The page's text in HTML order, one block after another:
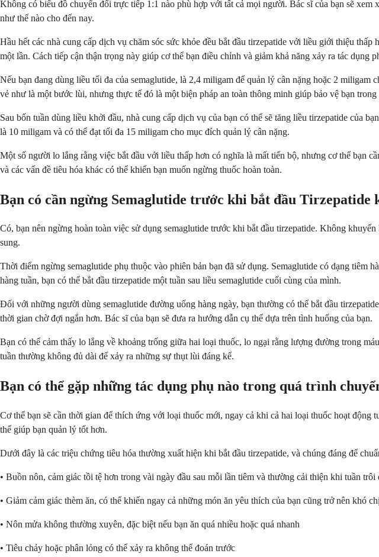
Không có biểu đồ chuyển đổi trực tiếp 1:1 nào phù hợp với tất cả mọi người. Bác sĩ của bạn sẽ
như thế nào cho đến nay.
Hầu hết các nhà cung cấp dịch vụ chăm sóc sức khỏe đều bắt đầu tirzepatide với liều giới thiệu
một lần. Cách tiếp cận thận trọng này giúp cơ thể bạn điều chỉnh và giảm khả năng xảy ra tác dụng
Nếu bạn đang dùng liều tối đa của semaglutide, là 2,4 miligam để quản lý cân nặng hoặc 2
vẻ như là một bước lùi, nhưng thực tế đó là một biện pháp an toàn thông minh giúp bảo vệ bạn
Sau bốn tuần dùng liều khởi đầu, nhà cung cấp dịch vụ của bạn có thể sẽ tăng liều tirzepatide của
là 10 miligam và có thể đạt tối đa 15 miligam cho mục đích quản lý cân nặng.
Một số người lo lắng rằng việc bắt đầu với liều thấp hơn có nghĩa là mất tiến bộ, nhưng cơ thể bạn
và các vấn đề tiêu hóa khác có thể khiến bạn muốn ngừng thuốc hoàn toàn.
Bạn có cần ngừng Semaglutide trước khi bắt đầu Tirzepatide
Có, bạn nên ngừng hoàn toàn việc sử dụng semaglutide trước khi bắt đầu tirzepatide. Không
sung.
Thời điểm ngừng semaglutide phụ thuộc vào phiên bản bạn đã sử dụng. Semaglutide có dạng tiêm
hàng tuần, bạn có thể bắt đầu tirzepatide một tuần sau liều semaglutide cuối cùng của mình.
Đối với những người dùng semaglutide đường uống hàng ngày, bạn thường có thể bắt đầu
thời gian chờ đợi ngắn hơn. Bác sĩ của bạn sẽ đưa ra hướng dẫn cụ thể dựa trên tình huống của bạn.
Bạn có thể cảm thấy lo lắng về khoảng trống giữa hai loại thuốc, lo ngại rằng lượng đường trong
tuần thường không đủ dài để xảy ra những sự thụt lùi đáng kể.
Bạn có thể gặp những tác dụng phụ nào trong quá trình
Cơ thể bạn sẽ cần thời gian để thích ứng với loại thuốc mới, ngay cả khi cả hai loại thuốc hoạt
thể giúp bạn quản lý tốt hơn.
Dưới đây là các triệu chứng tiêu hóa thường xuất hiện khi bắt đầu tirzepatide, và chúng đáng để
• Buồn nôn, cảm giác tồi tệ hơn trong vài ngày đầu sau mỗi lần tiêm và thường cải thiện khi tuần trôi
• Giảm cảm giác thèm ăn, có thể khiến ngay cả những món ăn yêu thích của bạn cũng trở nên khó
• Nôn mửa không thường xuyên, đặc biệt nếu bạn ăn quá nhiều hoặc quá nhanh
• Tiêu chảy hoặc phân lỏng có thể xảy ra không thể đoán trước